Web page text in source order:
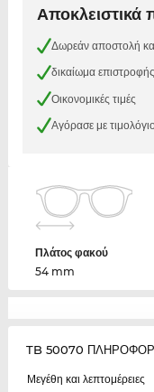
Δωρεάν αποστολή
δικαίωμα
Οικονομικές τιμές
Αγόρασε με
Πλάτος φακού
54 mm
TB 50070
Μεγέθη και λεπτομέρειες